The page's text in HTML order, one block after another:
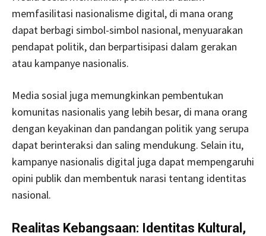
memfasilitasi nasionalisme digital, di mana orang
dapat berbagi simbol-simbol nasional, menyuarakan
pendapat politik, dan berpartisipasi dalam gerakan
atau kampanye nasionalis.
Media sosial juga memungkinkan pembentukan
komunitas nasionalis yang lebih besar, di mana orang
dengan keyakinan dan pandangan politik yang serupa
dapat berinteraksi dan saling mendukung. Selain itu,
kampanye nasionalis digital juga dapat mempengaruhi
opini publik dan membentuk narasi tentang identitas
nasional.
Realitas Kebangsaan: Identitas Kultural,